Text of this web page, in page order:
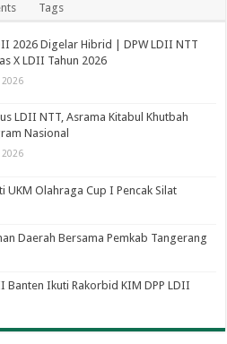
Tags
2026 Digelar Hibrid | DPW LDII NTT
X LDII Tahun 2026
2026
LDII NTT, Asrama Kitabul Khutbah
Nasional
2026
UKM Olahraga Cup I Pencak Silat
Daerah Bersama Pemkab Tangerang
Banten Ikuti Rakorbid KIM DPP LDII